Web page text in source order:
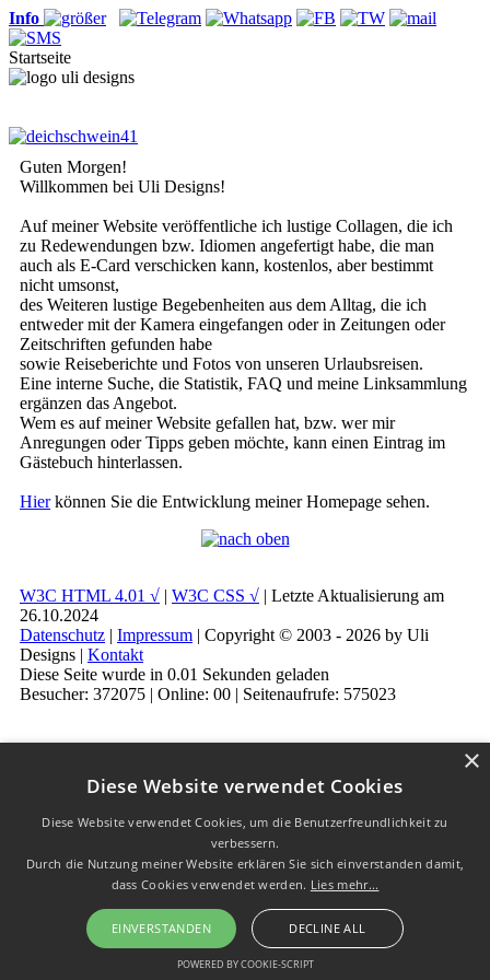
Info
Startseite
Guten Morgen!
Willkommen bei Uli Designs!
Auf meiner Website veröffentliche ich lustige Collagen, die ich
zu Redewendungen bzw. Idiomen angefertigt habe, die man
auch als E-Card verschicken kann, kostenlos, aber bestimmt
nicht umsonst,
des Weiteren lustige Begebenheiten aus dem Alltag, die ich
entweder mit der Kamera eingefangen oder in Zeitungen oder
Zeitschriften gefunden habe
sowie Reiseberichte und Fotos von unseren Urlaubsreisen.
Eine interne Suche, die Statistik, FAQ und meine Linksammlung
ergänzen das Angebot.
Wem es auf meiner Website gefallen hat, bzw. wer mir
Anregungen oder Tipps geben möchte, kann einen Eintrag im
Gästebuch hinterlassen.
Hierkönnen Sie die Entwicklung meiner Homepage sehen.
W3C HTML 4.01 √ | W3C CSS √ | Letzte Aktualisierung am
26.10.2024
Datenschutz | Impressum | Copyright © 2003 - 2026 by Uli
Designs | Kontakt
Diese Seite wurde in 0.01 Sekunden geladen
Besucher: 372075 | Online: 00 | Seitenaufrufe: 575023
Diese Website verwendet Cookies
Diese Website verwendet Cookies, um die Benutzerfreundlichkeit zu
verbessern.
Durch die Nutzung meiner Website erklären Sie sich einverstanden damit,
dass Cookies verwendet werden. Lies mehr...
EINVERSTANDEN DECLINE ALL
POWERED BY COOKIE-SCRIPT
×